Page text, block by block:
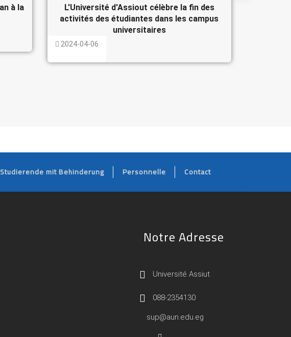
à la
L'Université d'Assiout célèbre la fin des
activités des étudiantes dans les campus
universitaires
2024-04-06
mit Behinderung Personnelle Contact
Notre Adresse
Université Assiut
088-2354130
sup@aun.edu.eg